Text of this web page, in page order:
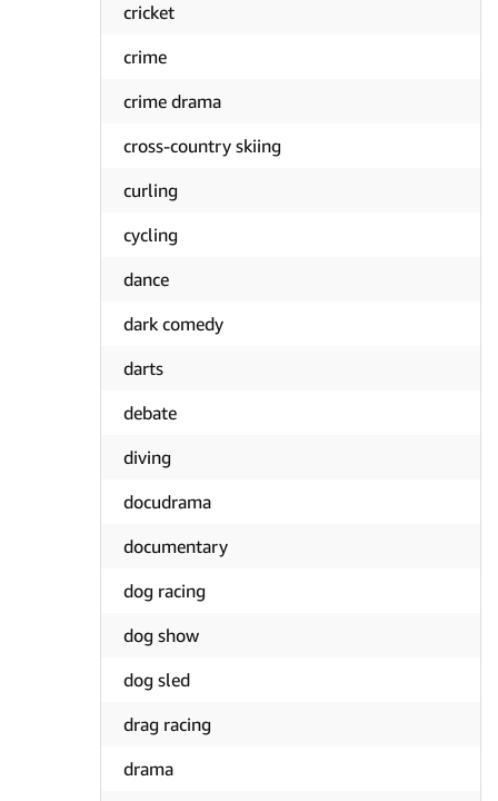
cricket
crime
crime drama
cross-country skiing
curling
cycling
dance
dark comedy
darts
debate
diving
docudrama
documentary
dog racing
dog show
dog sled
drag racing
drama